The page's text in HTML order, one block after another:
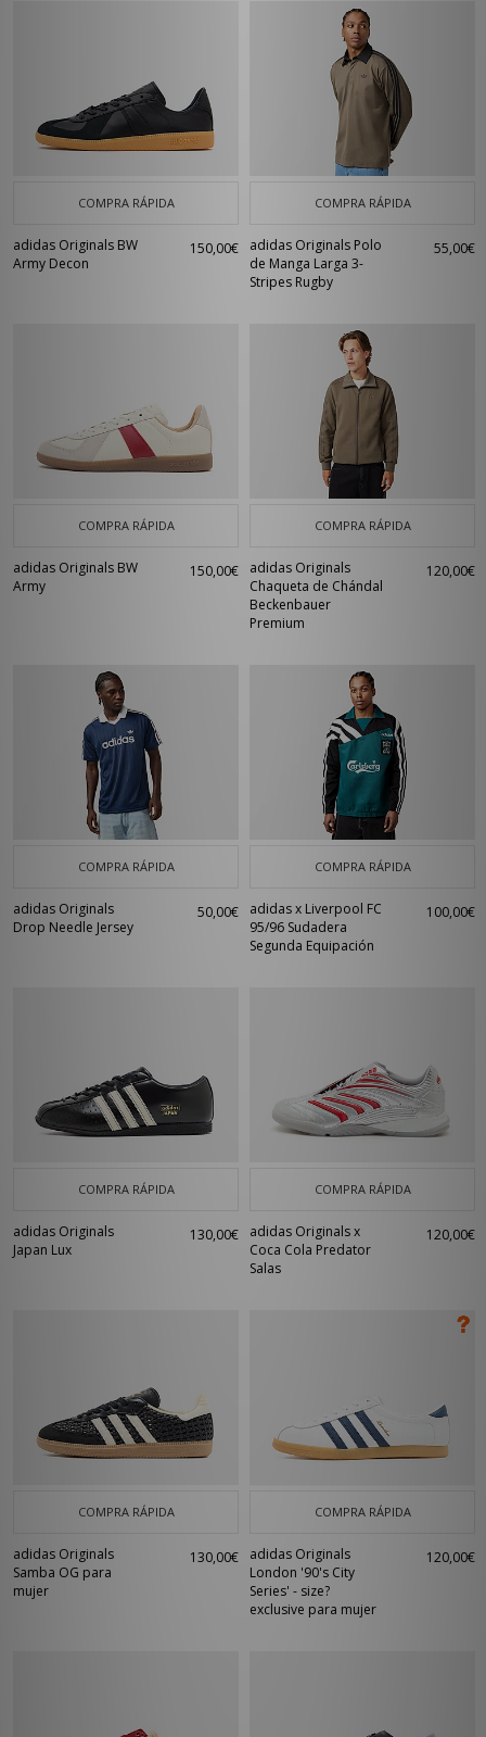
COMPRA RÁPIDA
adidas Originals BW
Army Decon
150,00€
COMPRA RÁPIDA
adidas Originals Polo
de Manga Larga 3-
Stripes Rugby
55,00€
COMPRA RÁPIDA
adidas Originals BW
Army
150,00€
COMPRA RÁPIDA
adidas Originals
Chaqueta de Chándal
Beckenbauer
Premium
120,00€
COMPRA RÁPIDA
adidas Originals
Drop Needle Jersey
50,00€
COMPRA RÁPIDA
adidas x Liverpool FC
95/96 Sudadera
Segunda Equipación
100,00€
COMPRA RÁPIDA
adidas Originals
Japan Lux
130,00€
COMPRA RÁPIDA
adidas Originals x
Coca Cola Predator
Salas
120,00€
COMPRA RÁPIDA
adidas Originals
Samba OG para
mujer
130,00€
COMPRA RÁPIDA
adidas Originals
London '90's City
Series' - size?
exclusive para mujer
120,00€